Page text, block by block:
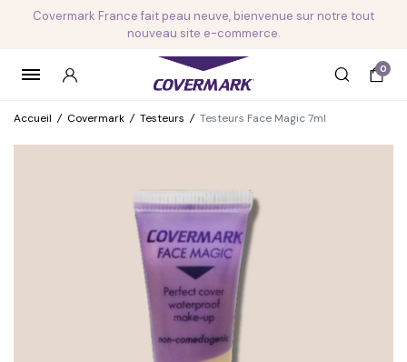
Covermark France fait peau neuve, bienvenue sur notre tout
nouveau site e-commerce.
0
Accueil / Covermark / Testeurs / Testeurs Face Magic 7ml